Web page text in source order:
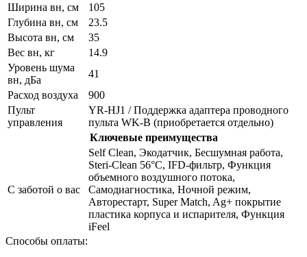
Ширина вн, см
105
Глубина вн, см
23.5
Высота вн, см
35
Вес вн, кг
14.9
Уровень шума
вн, дБа
41
Расход воздуха
900
Пульт
управления
YR-HJ1 / Поддержка адаптера проводного
пульта WK-B (приобретается отдельно)
Ключевые преимущества
С заботой о вас
Self Clean, Экодатчик, Беcшумная работа,
Steri-Clean 56°C, IFD-фильтр, Функция
объемного воздушного потока,
Самодиагностика, Ночной режим,
Авторестарт, Super Match, Ag+ покрытие
пластика корпуса и испарителя, Функция
iFeel
Способы оплаты: